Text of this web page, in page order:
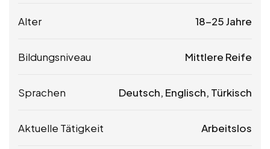
Alter 18-25 Jahre
Bildungsniveau Mittlere Reife
Sprachen Deutsch, Englisch, Türkisch
Aktuelle Tätigkeit Arbeitslos